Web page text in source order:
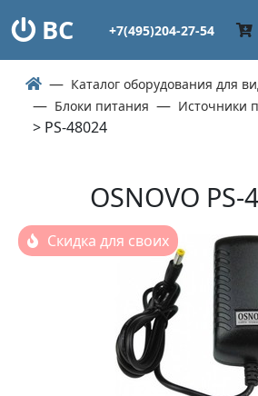
ВС +7(495)204-27-54
Каталог оборудования для
Блоки питания
Источники
> PS-48024
OSNOVO PS-
Скидка для своих